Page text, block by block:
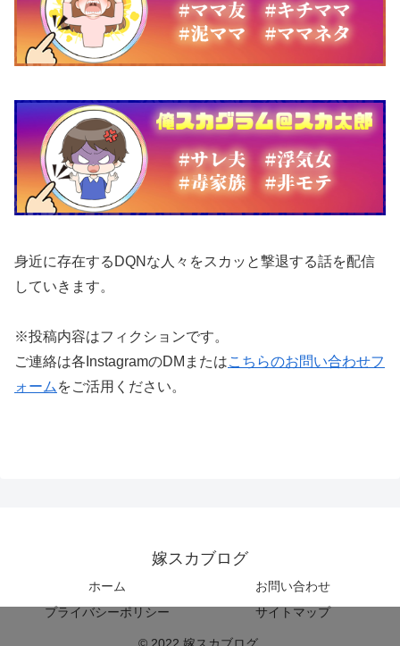
身近に存在するDQNな人々をスカッと撃退する話を配信
していきます。
※投稿内容はフィクションです。
ご連絡は各InstagramのDMまたはこちらのお問い合わせフ
ォーム をご活用ください。
嫁スカブログ
ホーム
お問い合わせ
プライバシーポリシー
サイトマップ